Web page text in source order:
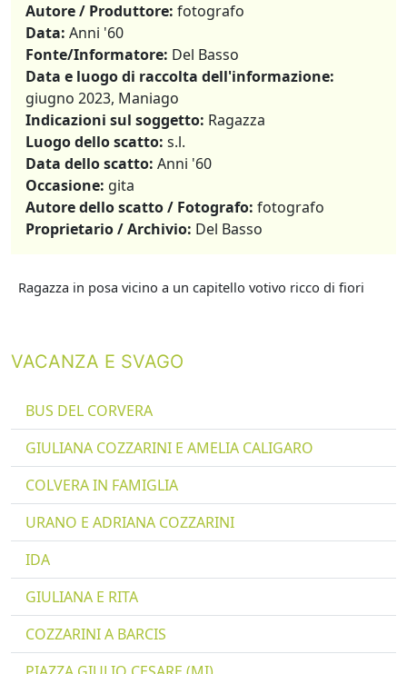
Autore / Produttore: fotografo
Data: Anni '60
Fonte/Informatore: Del Basso
Data e luogo di raccolta dell'informazione:
giugno 2023, Maniago
Indicazioni sul soggetto: Ragazza
Luogo dello scatto: s.l.
Data dello scatto: Anni '60
Occasione: gita
Autore dello scatto / Fotografo: fotografo
Proprietario / Archivio: Del Basso
Ragazza in posa vicino a un capitello votivo ricco di fiori
VACANZA E SVAGO
BUS DEL CORVERA
GIULIANA COZZARINI E AMELIA CALIGARO
COLVERA IN FAMIGLIA
URANO E ADRIANA COZZARINI
IDA
GIULIANA E RITA
COZZARINI A BARCIS